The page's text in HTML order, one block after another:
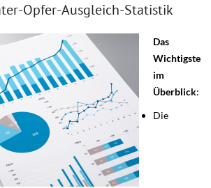
Opfer-Ausgleich-Statistik
Das
Wichtigste
im
Überblick:
Die